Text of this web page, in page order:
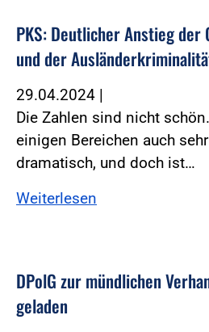
PKS: Deutlicher Anstieg
und der
29.04.2024 |
Die Zahlen sind nicht
einigen Bereichen auch
dramatisch, und doch ist…
Weiterlesen
DPolG zur mündlichen
geladen